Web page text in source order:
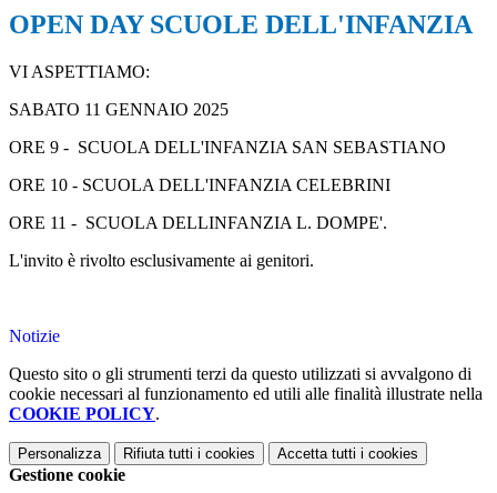
OPEN DAY SCUOLE DELL'INFANZIA
VI ASPETTIAMO:
SABATO 11 GENNAIO 2025
ORE 9 - SCUOLA DELL'INFANZIA SAN SEBASTIANO
ORE 10 - SCUOLA DELL'INFANZIA CELEBRINI
ORE 11 - SCUOLA DELLINFANZIA L. DOMPE'.
L'invito è rivolto esclusivamente ai genitori.
Notizie
Questo sito o gli strumenti terzi da questo utilizzati si avvalgono di
cookie necessari al funzionamento ed utili alle finalità illustrate nella
COOKIE POLICY.
Personalizza Rifiuta tutti i cookies Accetta tutti i cookies
Gestione cookie